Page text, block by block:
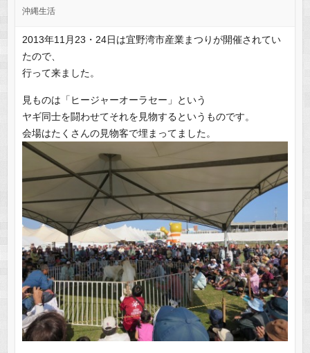
沖縄生活
2013年11月23・24日は宜野湾市産業まつりが開催されてい
たので、
行って来ました。
見ものは「ヒージャーオーラセー」という
ヤギ同士を闘わせてそれを見物するというものです。
会場はたくさんの見物客で埋まってました。